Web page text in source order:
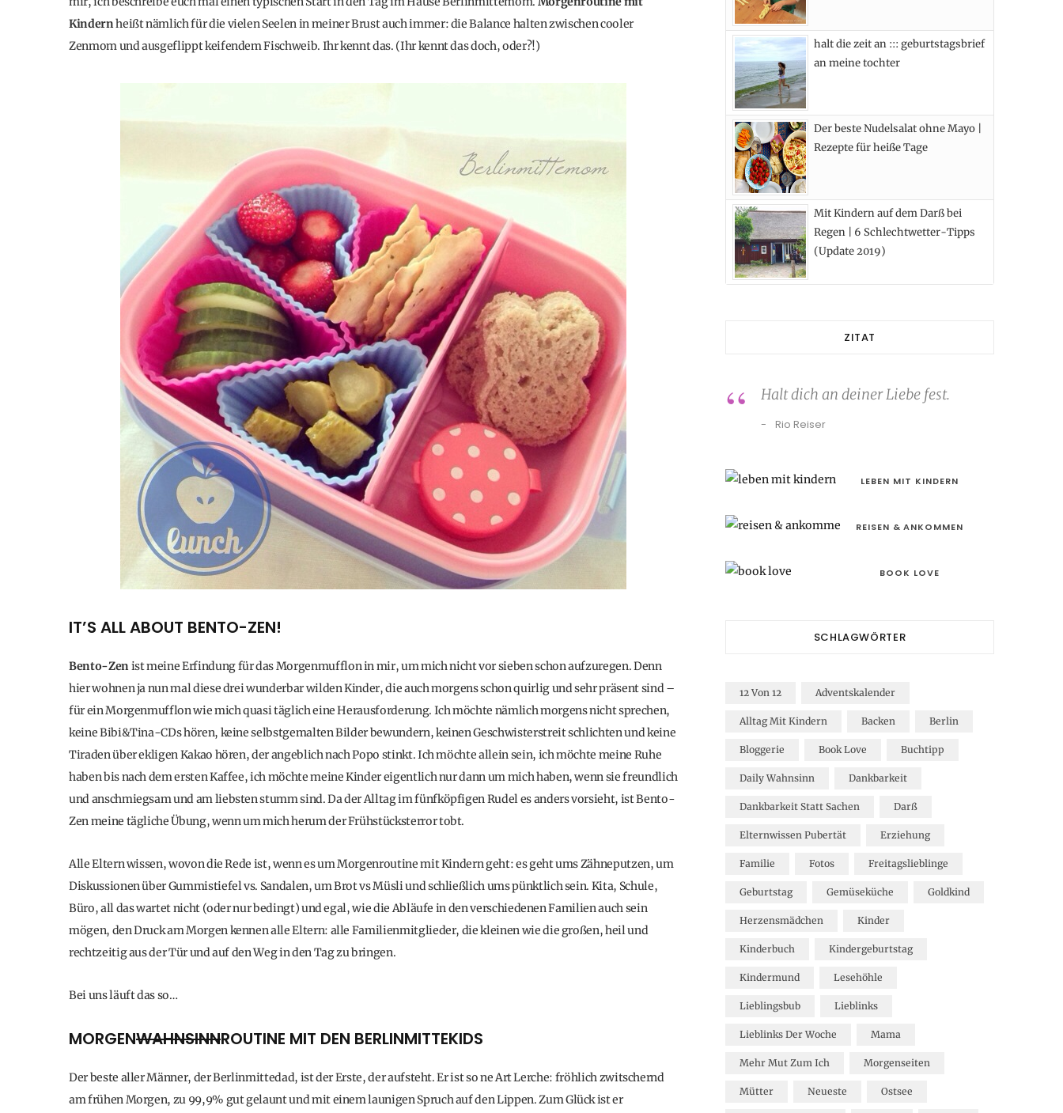
Kindernheißt nämlich für die vielen Seelen in meiner Brust auch immer: die Balance halten zwischen cooler
Zenmom und ausgeflippt keifendem Fischweib. Ihr kennt das. (Ihr kennt das doch, oder?!)
IT’S ALL ABOUT BENTO-ZEN!
Bento-Zenist meine Erfindung für das Morgenmufflon in mir, um mich nicht vor sieben schon aufzuregen. Denn
hier wohnen ja nun mal diese drei wunderbar wilden Kinder, die auch morgens schon quirlig und sehr präsent sind –
für ein Morgenmufflon wie mich quasi täglich eine Herausforderung. Ich möchte nämlich morgens nicht sprechen,
keine Bibi&Tina-CDs hören, keine selbstgemalten Bilder bewundern, keinen Geschwisterstreit schlichten und keine
Tiraden über ekligen Kakao hören, der angeblich nach Popo stinkt. Ich möchte allein sein, ich möchte meine Ruhe
haben bis nach dem ersten Kaffee, ich möchte meine Kinder eigentlich nur dann um mich haben, wenn sie freundlich
und anschmiegsam und am liebsten stumm sind. Da der Alltag im fünfköpfigen Rudel es anders vorsieht, ist Bento-
Zen meine tägliche Übung, wenn um mich herum der Frühstücksterror tobt.
Alle Eltern wissen, wovon die Rede ist, wenn es um Morgenroutine mit Kindern geht: es geht ums Zähneputzen, um
Diskussionen über Gummistiefel vs. Sandalen, um Brot vs Müsli und schließlich ums pünktlich sein. Kita, Schule,
Büro, all das wartet nicht (oder nur bedingt) und egal, wie die Abläufe in den verschiedenen Familien auch sein
mögen, den Druck am Morgen kennen alle Eltern: alle Familienmitglieder, die kleinen wie die großen, heil und
rechtzeitig aus der Tür und auf den Weg in den Tag zu bringen.
Bei uns läuft das so…
MORGENWAHNSINNROUTINE MIT DEN BERLINMITTEKIDS
Der beste aller Männer, der Berlinmittedad, ist der Erste, der aufsteht. Er ist so ne Art Lerche: fröhlich zwitschernd
am frühen Morgen, zu 99,9% gut gelaunt und mit einem launigen Spruch auf den Lippen. Zum Glück ist er
halt die zeit an ::: geburtstagsbrief
an meine tochter
Der beste Nudelsalat ohne Mayo |
Rezepte für heiße Tage
Mit Kindern auf dem Darß bei
Regen | 6 Schlechtwetter-Tipps
(Update 2019)
ZITAT
Halt dich an deiner Liebe fest.
Rio Reiser
LEBEN MIT KINDERN
REISEN & ANKOMMEN
BOOK LOVE
SCHLAGWÖRTER
12 Von 12 Adventskalender
Alltag Mit Kindern Backen Berlin
Bloggerie Book Love Buchtipp
Daily Wahnsinn Dankbarkeit
Dankbarkeit Statt Sachen Darß
Elternwissen Pubertät Erziehung
Familie Fotos Freitagslieblinge
Geburtstag Gemüseküche Goldkind
Herzensmädchen Kinder
Kinderbuch Kindergeburtstag
Kindermund Lesehöhle
Lieblingsbub Lieblinks
Lieblinks Der Woche Mama
Mehr Mut Zum Ich Morgenseiten
Mütter Neueste Ostsee